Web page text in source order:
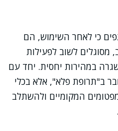
כי לאחר השימוש, הם
לשוב לפעילות
במהירות יחסית. יחד עם
ב"תרופת פלא", אלא בכלי
המקומיים ולהשתלב